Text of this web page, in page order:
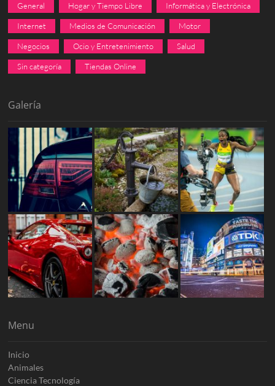
General Hogar y Tiempo Libre Informática y Electrónica
Internet Medios de Comunicación Motor
Negocios Ocio y Entretenimiento Salud
Sin categoría Tiendas Online
Galería
Menu
Inicio
Animales
Ciencia Tecnología